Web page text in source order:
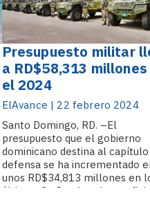
Presupuesto militar
a RD$58,313 millones
el 2024
ElAvance | 22 febrero 2024
Santo Domingo, RD. –El
presupuesto que el gobierno
dominicano destina al capítulo
defensa se ha incrementado
unos RD$34,813 millones en
últimos 8 años. Los datos